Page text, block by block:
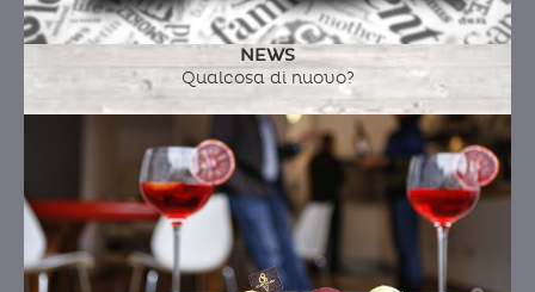
PANETTONE GELATO
RICOTTA,AMARENA,RATAFIA,GLASSATO
ALLA GIAND
Ingredienti:ganache al gianduia (cioccolato
gianduia, burro, marsala, nocciole intere
tostate), nocciola pralinata
NEWS
Qualcosa di nuovo?